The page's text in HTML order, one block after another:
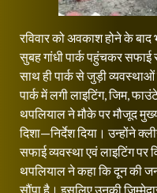
रविवार को अवकाश होने के बाद
सुबह गांधी पार्क पहुंचकर
साथ ही पार्क से जुड़ी
पार्क में लगी लाइटिंग, जिम,
थपलियाल ने मौके पर मौजूद
दिशा—निर्देश दिया। उन्होंने
सफाई व्यवस्था एवं लाइटिंग पर
थपलियाल ने कहा कि दून की
सौंपा है। इसलिए उनकी